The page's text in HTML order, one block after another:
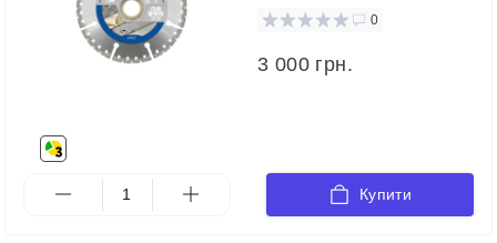
0
3 000 грн.
Купити